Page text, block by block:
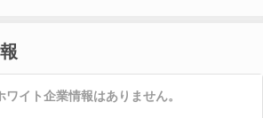
イト企業情報はありません。